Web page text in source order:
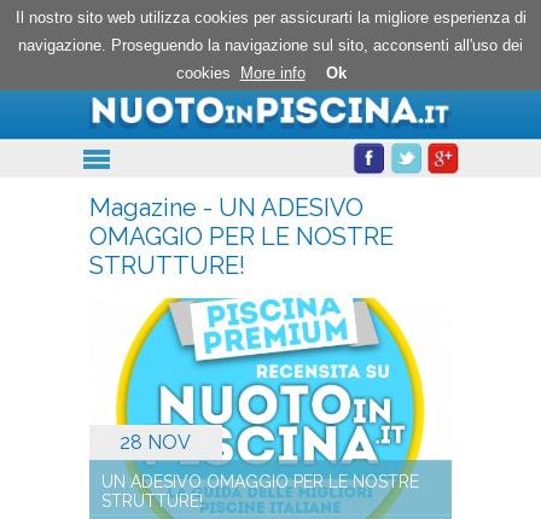
Nuoto in piscina
Magazine - UN ADESIVO
OMAGGIO PER LE NOSTRE
STRUTTURE!
28 NOV
UN ADESIVO OMAGGIO PER LE NOSTRE
STRUTTURE!
Il nostro sito web utilizza cookies per assicurarti la migliore esperienza di
navigazione. Proseguendo la navigazione sul sito, acconsenti all'uso dei
cookies
More info Ok